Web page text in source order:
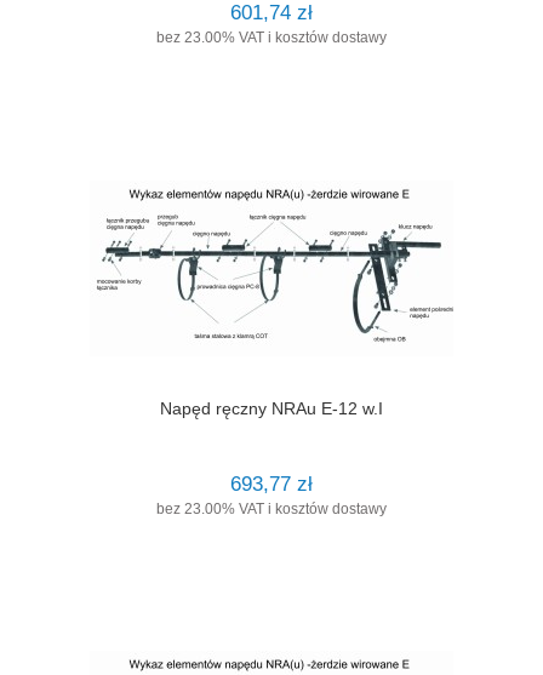
601,74 zł
bez 23.00% VAT i kosztów dostawy
Napęd ręczny NRAu E-12 w.I
693,77 zł
bez 23.00% VAT i kosztów dostawy